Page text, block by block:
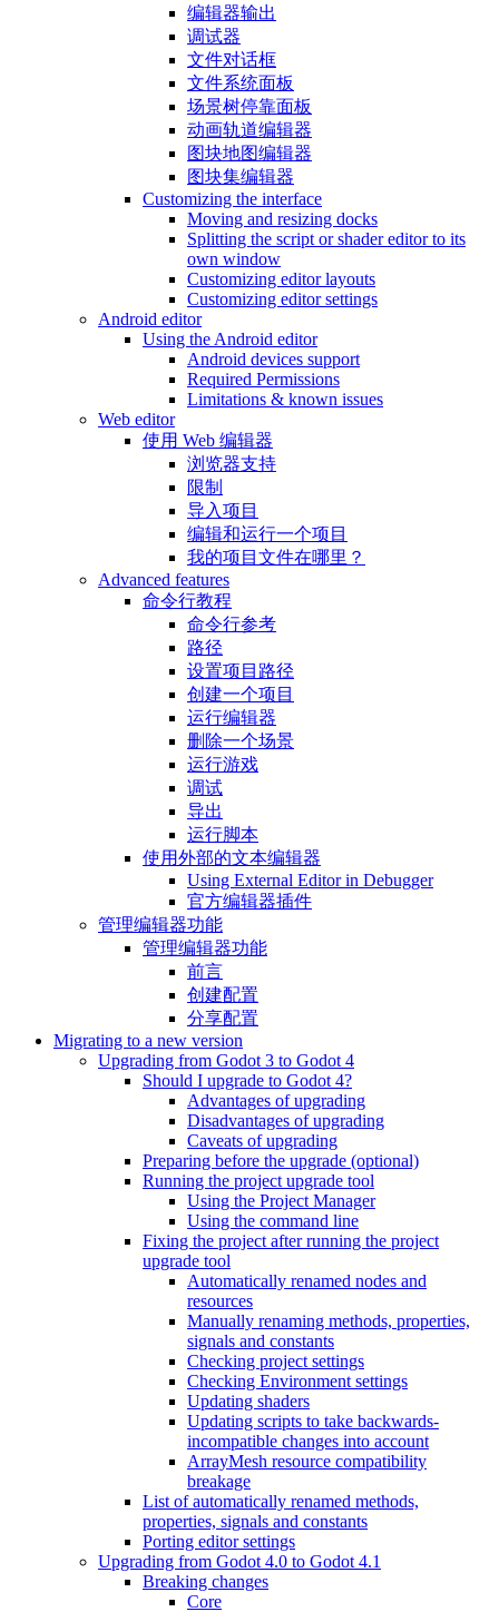
编辑器输出
调试器
文件对话框
文件系统面板
场景树停靠面板
动画轨道编辑器
图块地图编辑器
图块集编辑器
Customizing the interface
Moving and resizing docks
Splitting the script or shader editor to its
own window
Customizing editor layouts
Customizing editor settings
Android editor
Using the Android editor
Android devices support
Required Permissions
Limitations & known issues
Web editor
使用 Web 编辑器
浏览器支持
限制
导入项目
编辑和运行一个项目
我的项目文件在哪里？
Advanced features
命令行教程
命令行参考
路径
设置项目路径
创建一个项目
运行编辑器
删除一个场景
运行游戏
调试
导出
运行脚本
使用外部的文本编辑器
Using External Editor in Debugger
官方编辑器插件
管理编辑器功能
管理编辑器功能
前言
创建配置
分享配置
Migrating to a new version
Upgrading from Godot 3 to Godot 4
Should I upgrade to Godot 4?
Advantages of upgrading
Disadvantages of upgrading
Caveats of upgrading
Preparing before the upgrade (optional)
Running the project upgrade tool
Using the Project Manager
Using the command line
Fixing the project after running the project
upgrade tool
Automatically renamed nodes and
resources
Manually renaming methods, properties,
signals and constants
Checking project settings
Checking Environment settings
Updating shaders
Updating scripts to take backwards-
incompatible changes into account
ArrayMesh resource compatibility
breakage
List of automatically renamed methods,
properties, signals and constants
Porting editor settings
Upgrading from Godot 4.0 to Godot 4.1
Breaking changes
Core